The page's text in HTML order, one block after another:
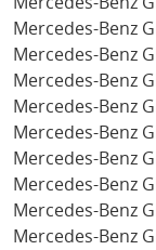
Mercedes-Benz
Mercedes-Benz
Mercedes-Benz
Mercedes-Benz
Mercedes-Benz
Mercedes-Benz
Mercedes-Benz
Mercedes-Benz
Mercedes-Benz